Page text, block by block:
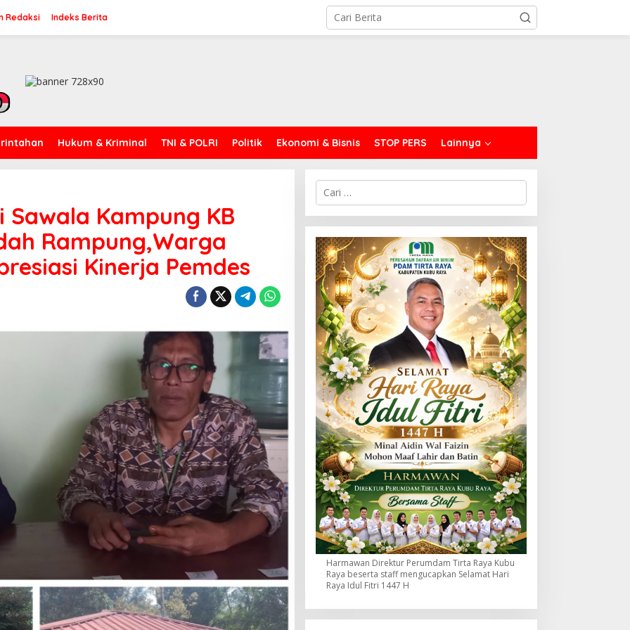
Redaksi Indeks Berita
Hukum & Kriminal TNI & POLRI Politik Ekonomi & Bisnis STOP PERS Lainnya
Kampung KB
Rampung,Warga
Kinerja Pemdes
C
i
u
n
t
u
k
:
Harmawan Direktur Perumdam Tirta Raya Kubu
Raya beserta staff mengucapkan Selamat Hari
Raya Idul Fitri 1447 H